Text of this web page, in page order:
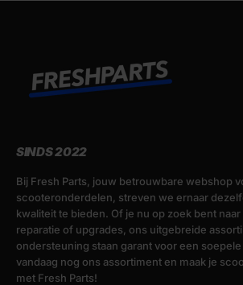
SINDS 2022
Bij Fresh Parts, jouw betrouwbare webshop
scooteronderdelen, streven we ernaar
kwaliteit te bieden. Of je nu op zoek bent
reparatie of upgrades, ons uitgebreide
ondersteuning staan garant voor een
vandaag nog ons assortiment en maak je
met Fresh Parts!